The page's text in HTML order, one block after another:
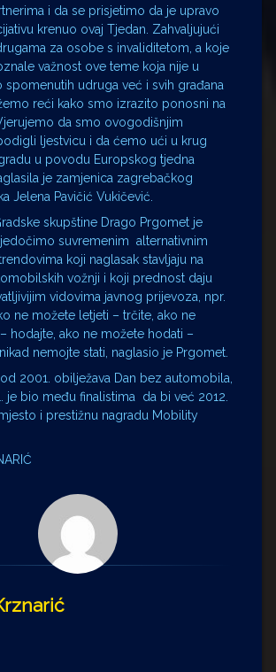
i da se prisjetimo da je upravo
krenuo ovaj Tjedan. Zahvaljujući
za osobe s invaliditetom, a koje
važnost ove teme koja nije u
spomenutih udruga već i svih građana
reći kako smo izrazito ponosni na
da smo ovogodišnjim
ljestvicu i da ćemo ući u krug
u povodu Europskog tjedna
je zamjenica zagrebačkog
Jelena Pavičić Vukičević.
skupštine Drago Prgomet je
suvremenim alternativnim
koji naglasak stavljaju na
vožnji i koji prednost daju
vidovima javnog prijevoza, npr.
ne možete letjeti – trčite, ako ne
hodajte, ako ne možete hodati –
nemojte stati, naglasio je Prgomet.
2001. obilježava Dan bez automobila,
je bio među finalistima da bi već 2012.
i prestižnu nagradu Mobility